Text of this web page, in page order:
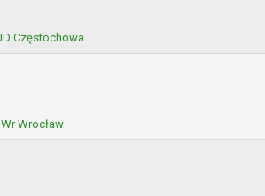
Częstochowa
Wrocław